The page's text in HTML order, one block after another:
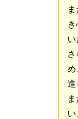
い
め
進